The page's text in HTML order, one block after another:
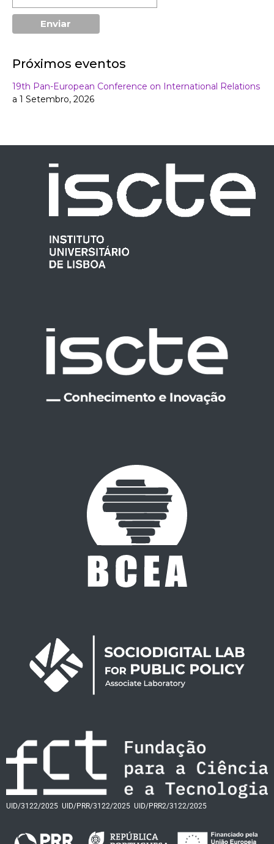
Próximos eventos
19th Pan-European Conference on International Relations
a 1 Setembro, 2026
UID/3122/2025 UID/PRR/3122/2025 UID/PRR2/3122/2025